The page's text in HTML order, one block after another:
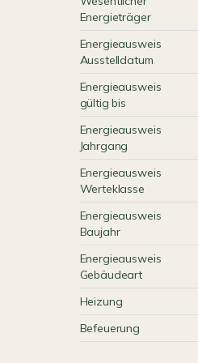
Energieträger
Energieausweis
Ausstelldatum
Energieausweis
gültig bis
Energieausweis
Jahrgang
Energieausweis
Werteklasse
Energieausweis
Baujahr
Energieausweis
Gebäudeart
Heizung
Befeuerung